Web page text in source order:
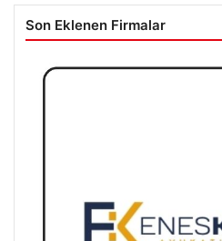
Son Eklenen Firmalar